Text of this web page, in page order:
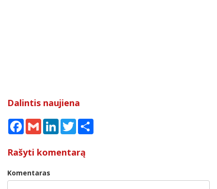
Dalintis naujiena
Facebook
Gmail LinkedInTwitter
Rašyti komentarą
Komentaras